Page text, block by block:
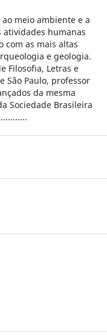
meio ambiente e a
humanas
com as mais altas
e geologia.
Filosofia, Letras e
São Paulo, professor
da mesma
Sociedade Brasileira